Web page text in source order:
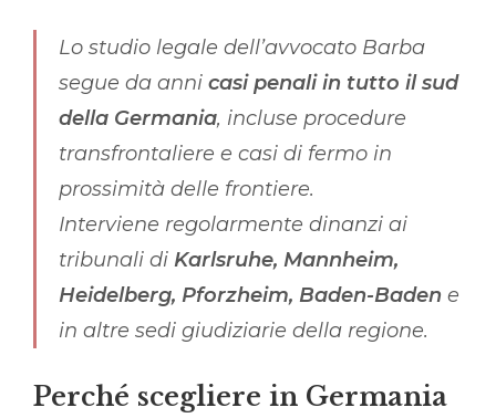
Lo studio legale dell’avvocato Barba
segue da anni casi penali in tutto il sud
della Germania, incluse procedure
transfrontaliere e casi di fermo in
prossimità delle frontiere.
Interviene regolarmente dinanzi ai
tribunali di Karlsruhe, Mannheim,
Heidelberg, Pforzheim, Baden-Baden e
in altre sedi giudiziarie della regione.
Perché scegliere in Germania